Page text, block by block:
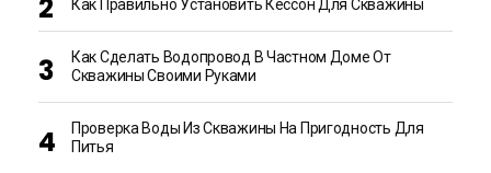
Как Правильно Установить Кессон Для Скважины
Как Сделать Водопровод В Частном Доме От
Скважины Своими Руками
Проверка Воды Из Скважины На Пригодность Для
Питья